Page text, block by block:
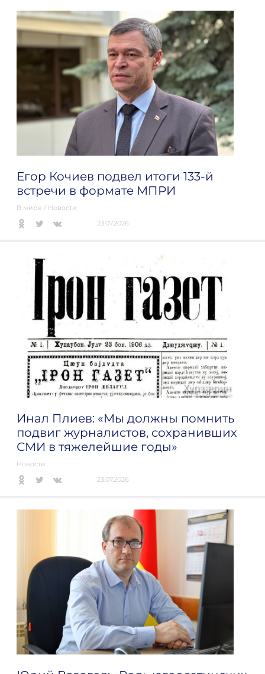
Егор Кочиев подвел итоги 133-й
встречи в формате МПРИ
В мире / Новости
23.07.2026
Инал Плиев: «Мы должны помнить
подвиг журналистов, сохранивших
СМИ в тяжелейшие годы»
Новости
23.07.2026